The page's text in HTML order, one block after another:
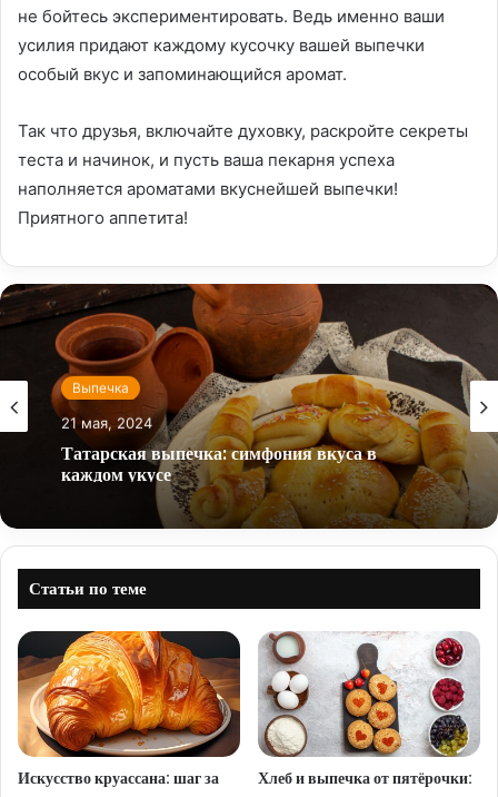
не бойтесь экспериментировать. Ведь именно ваши
усилия придают каждому кусочку вашей выпечки
особый вкус и запоминающийся аромат.
Так что друзья, включайте духовку, раскройте секреты
теста и начинок, и пусть ваша пекарня успеха
наполняется ароматами вкуснейшей выпечки!
Приятного аппетита!
Выпечка
21 мая, 2024
Татарская выпечка: симфония вкуса в
каждом укусе
Статьи по теме
Искусство круассана: шаг за
Хлеб и выпечка от пятёрочки: